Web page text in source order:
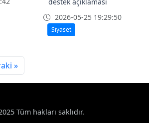
2026-05-25 19:29:50
Siyaset
»
Tüm hakları saklıdır.